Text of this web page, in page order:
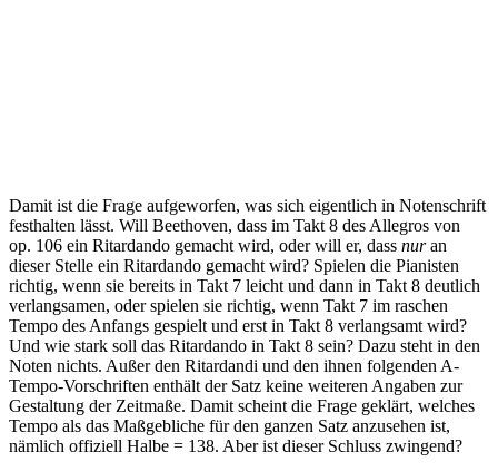
Damit ist die Frage aufgeworfen, was sich eigentlich in Notenschrift
festhalten lässt. Will Beethoven, dass im Takt 8 des Allegros von
op. 106 ein Ritardando gemacht wird, oder will er, dass nuran
dieser Stelle ein Ritardando gemacht wird? Spielen die Pianisten
richtig, wenn sie bereits in Takt 7 leicht und dann in Takt 8 deutlich
verlangsamen, oder spielen sie richtig, wenn Takt 7 im raschen
Tempo des Anfangs gespielt und erst in Takt 8 verlangsamt wird?
Und wie stark soll das Ritardando in Takt 8 sein? Dazu steht in den
Noten nichts. Außer den Ritardandi und den ihnen folgenden A-
Tempo-Vorschriften enthält der Satz keine weiteren Angaben zur
Gestaltung der Zeitmaße. Damit scheint die Frage geklärt, welches
Tempo als das Maßgebliche für den ganzen Satz anzusehen ist,
nämlich offiziell Halbe = 138. Aber ist dieser Schluss zwingend?